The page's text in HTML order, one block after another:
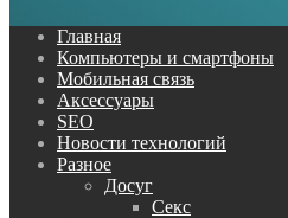
Главная
Компьютеры и смартфоны
Мобильная связь
Аксессуары
SEO
Новости технологий
Разное
Досуг
Секс